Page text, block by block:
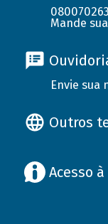
Mande
Envie sua
Outros
Acesso